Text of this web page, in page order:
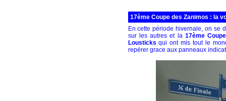
17ème Coupe des Zanimos : la
En cette période hivernale, on se
sur les autres et la 17ème
Lousticks qui ont mis tout le
repérer grace aux panneaux